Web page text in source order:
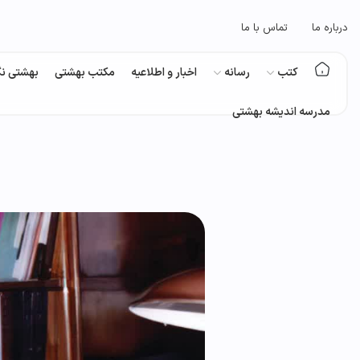
درباره ما تماس با ما
کتب رسانه اخبار و اطلاعیه مکتب بهشتی بهشتی
مدرسه اندیشه بهشتی